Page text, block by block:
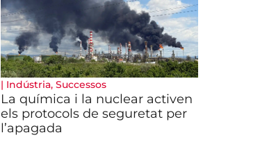
| Indústria, Successos
La química i la nuclear activen
els protocols de seguretat per
l’apagada